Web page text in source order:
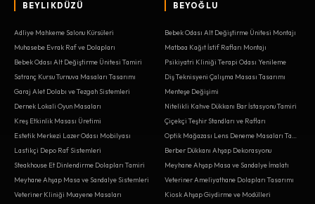
BEYLIKDÜZÜ
Adliye Mahkeme Salonu Kürsüleri
Muhasebe Evrak Raf ve Dolapları
Bebek Odası Alt Değiştirme Ünitesi Tamiri
Satranç Kursu Turnuva Masaları Tasarımı
Garaj Alet Dolabı ve Tezgah Sistemleri
Dernek Lokali Oyun Masaları
Kreş Etkinlik Masası Üretimi
Estetik Merkezi Lazer Odası Mobilyası
Lastikçi Depo Raf Sistemleri
Steakhouse Et Dinlendirme Dolapları Tamiri
Meyhane Ahşap Masa ve Sandalye Sistemleri
Veteriner Kliniği Muayene Masaları
BEYOĞLU
Bebek Odası Alt Değiştirme Ünitesi Montajı
Matbaa Kağıt İstif Rafları Montajı
Psikiyatri Kliniği Terapi Odası Yenileme
Diş Teknisyeni Çalışma Masası Tasarımı
Menteşe Değişimi
Nitelikli Kahve Dükkanı Bar İstasyonu Tamiri
Çiçekçi Teşhir Standları ve Rafları
Berber Dükkanı Ahşap Dekorasyonu
Meyhane Ahşap Masa ve Sandalye İmalatı
Veteriner Ameliyathane Dolapları Tasarımı
Kiosk Ahşap Giydirme ve Modülleri